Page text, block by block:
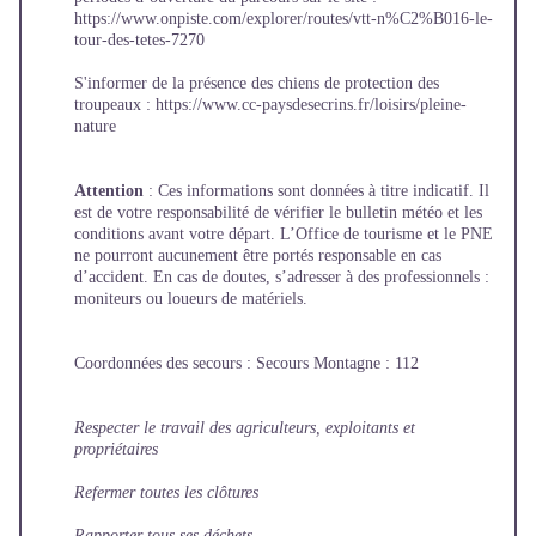
https://www.onpiste.com/explorer/routes/vtt-n%C2%B016-le-
tour-des-tetes-7270
S'informer de la présence des chiens de protection des
troupeaux : https://www.cc-paysdesecrins.fr/loisirs/pleine-
nature
Attention : Ces informations sont données à titre indicatif. Il
est de votre responsabilité de vérifier le bulletin météo et les
conditions avant votre départ. L’Office de tourisme et le PNE
ne pourront aucunement être portés responsable en cas
d’accident. En cas de doutes, s’adresser à des professionnels :
moniteurs ou loueurs de matériels.
Coordonnées des secours : Secours Montagne : 112
Respecter le travail des agriculteurs, exploitants et
propriétaires
Refermer toutes les clôtures